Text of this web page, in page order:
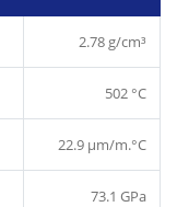
2.78 g/cm³
502 °C
22.9 µm/m.°C
73.1 GPa